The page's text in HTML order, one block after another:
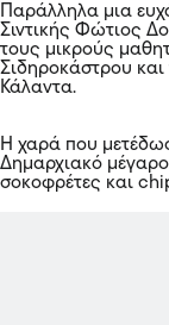
Παράλληλα μια
Σιντικής Φώτιος
τους μικρούς
Σιδηροκάστρου και
Κάλαντα.
Η χαρά που
Δημαρχιακό
σοκοφρέτες και